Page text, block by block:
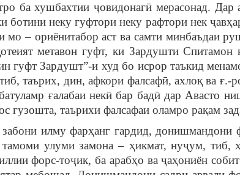
ба хушбахтии ҷовидонагӣ мерасонад.
неку гуфтори неку рафтори нек
– ориёнитабор аст ва самти минбаъдаи
метавон гуфт, ки Зардушти
гуфт Зардушт”-и худ бо исрор таъкид
таърих, дин, афкори фалсафӣ, ахлоқ ва ғ.-
ғалабаи некӣ бар бадӣ дар Авасто
гузошта, таърихи фалсафаи оламро рақам
илму фарҳанг гардид,
улуми замона – ҳикмат, нуҷум, тиб,
форс-тоҷик, ба арабҳо ва ҷаҳониён